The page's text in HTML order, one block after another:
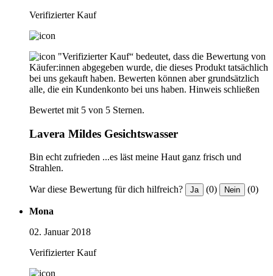
Verifizierter Kauf
"Verifizierter Kauf“ bedeutet, dass die Bewertung von
Käufer:innen abgegeben wurde, die dieses Produkt tatsächlich
bei uns gekauft haben. Bewerten können aber grundsätzlich
alle, die ein Kundenkonto bei uns haben. Hinweis schließen
Bewertet mit 5 von 5 Sternen.
Lavera Mildes Gesichtswasser
Bin echt zufrieden ...es läst meine Haut ganz frisch und
Strahlen.
War diese Bewertung für dich hilfreich? Ja (0) Nein (0)
Mona
02. Januar 2018
Verifizierter Kauf